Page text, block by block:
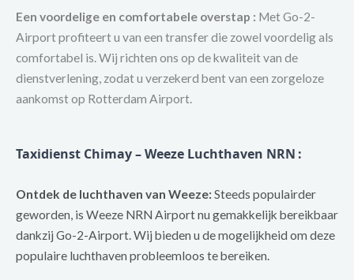
Een voordelige en comfortabele overstap : Met Go-2-
Airport profiteert u van een transfer die zowel voordelig als
comfortabel is. Wij richten ons op de kwaliteit van de
dienstverlening, zodat u verzekerd bent van een zorgeloze
aankomst op Rotterdam Airport.
Taxidienst Chimay – Weeze Luchthaven NRN :
Ontdek de luchthaven van Weeze: Steeds populairder
geworden, is Weeze NRN Airport nu gemakkelijk bereikbaar
dankzij Go-2-Airport. Wij bieden u de mogelijkheid om deze
populaire luchthaven probleemloos te bereiken.